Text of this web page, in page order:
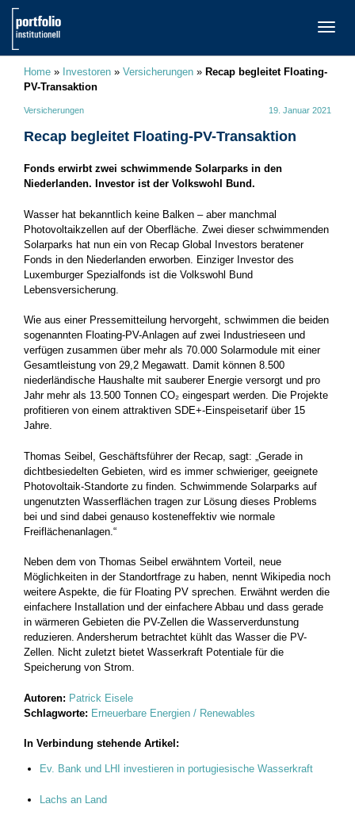
Home » Investoren » Versicherungen » Recap begleitet Floating-
PV-Transaktion
Versicherungen 19. Januar 2021
Recap begleitet Floating-PV-Transaktion
Fonds erwirbt zwei schwimmende Solarparks in den
Niederlanden. Investor ist der Volkswohl Bund.
Wasser hat bekanntlich keine Balken – aber manchmal
Photovoltaikzellen auf der Oberfläche. Zwei dieser schwimmenden
Solarparks hat nun ein von Recap Global Investors beratener
Fonds in den Niederlanden erworben. Einziger Investor des
Luxemburger Spezialfonds ist die Volkswohl Bund
Lebensversicherung.
Wie aus einer Pressemitteilung hervorgeht, schwimmen die beiden
sogenannten Floating-PV-Anlagen auf zwei Industrieseen und
verfügen zusammen über mehr als 70.000 Solarmodule mit einer
Gesamtleistung von 29,2 Megawatt. Damit können 8.500
niederländische Haushalte mit sauberer Energie versorgt und pro
Jahr mehr als 13.500 Tonnen CO₂ eingespart werden. Die Projekte
profitieren von einem attraktiven SDE+-Einspeisetarif über 15
Jahre.
Thomas Seibel, Geschäftsführer der Recap, sagt: „Gerade in
dichtbesiedelten Gebieten, wird es immer schwieriger, geeignete
Photovoltaik-Standorte zu finden. Schwimmende Solarparks auf
ungenutzten Wasserflächen tragen zur Lösung dieses Problems
bei und sind dabei genauso kosteneffektiv wie normale
Freiflächenanlagen.“
Neben dem von Thomas Seibel erwähntem Vorteil, neue
Möglichkeiten in der Standortfrage zu haben, nennt Wikipedia noch
weitere Aspekte, die für Floating PV sprechen. Erwähnt werden die
einfachere Installation und der einfachere Abbau und dass gerade
in wärmeren Gebieten die PV-Zellen die Wasserverdunstung
reduzieren. Andersherum betrachtet kühlt das Wasser die PV-
Zellen. Nicht zuletzt bietet Wasserkraft Potentiale für die
Speicherung von Strom.
Autoren: Patrick Eisele
Schlagworte: Erneuerbare Energien / Renewables
In Verbindung stehende Artikel:
Ev. Bank und LHI investieren in portugiesische Wasserkraft
Lachs an Land